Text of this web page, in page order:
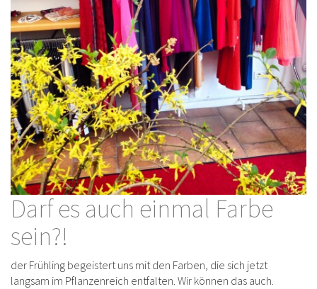
Darf es auch einmal Farbe
sein?!
der Frühling begeistert uns mit den Farben, die sich jetzt
langsam im Pflanzenreich entfalten. Wir können das auch.